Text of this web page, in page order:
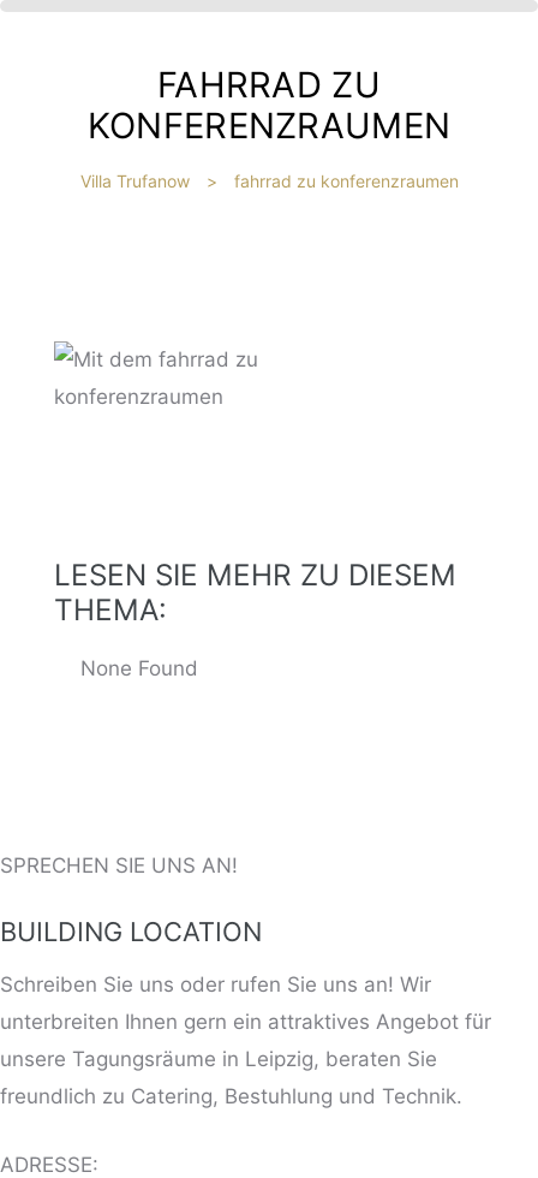
FAHRRAD ZU
KONFERENZRAUMEN
Villa Trufanow > fahrrad zu konferenzraumen
LESEN SIE MEHR ZU DIESEM
THEMA:
None Found
SPRECHEN SIE UNS AN!
BUILDING LOCATION
Schreiben Sie uns oder rufen Sie uns an! Wir
unterbreiten Ihnen gern ein attraktives Angebot für
unsere Tagungsräume in Leipzig, beraten Sie
freundlich zu Catering, Bestuhlung und Technik.
ADRESSE: